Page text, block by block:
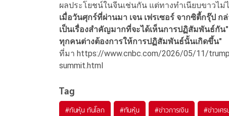
ผลประโยชน์ในจีนเช่นกัน แต่ทางทำเนียบขาวไ
เมื่อวันศุกร์ที่ผ่านมา เจน เฟรเซอร์ จากซิตี้กรุ๊ป ก
เป็นเรื่องสำคัญมากที่จะได้เห็นการปฏิสัมพันธ์กัน
ทุกคนต่างต้องการให้การปฏิสัมพันธ์นั้นเกิดขึ้น"
ที่มา https://www.cnbc.com/2026/05/11/
summit.html
Tag
#ทันหุ้น ทันโลก #ทันหุ้น #ข่าวการเงิน #ข่าวเศ